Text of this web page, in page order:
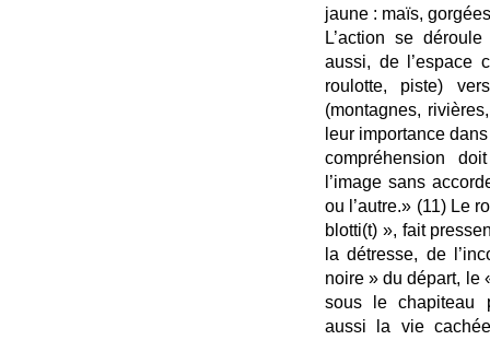
jaune : maïs,
L’action se
aussi, de l’espace
roulotte, piste)
(montagnes,
leur importance
compréhension
l’image sans
ou l’autre.» (11) Le
blotti(t) », fait
la détresse, de
noire » du départ, le
sous le chapiteau
aussi la vie